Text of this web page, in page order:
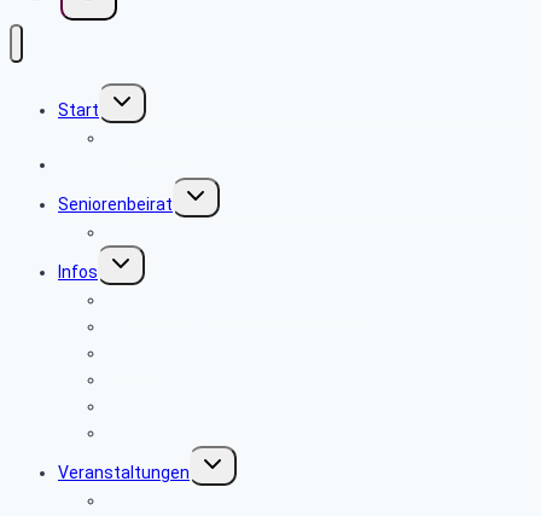
Start
Untermenü
umschalten
Seniorenbeirat
Untermenü
umschalten
Infos
Untermenü
umschalten
Veranstaltungen
Untermenü
umschalten